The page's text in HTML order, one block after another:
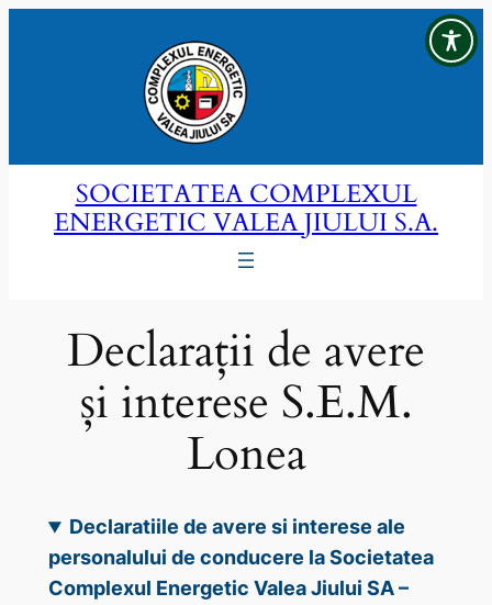
SOCIETATEA COMPLEXUL
ENERGETIC VALEA JIULUI S.A.
Declarații de avere
și interese S.E.M.
Lonea
Declaratiile de avere si interese ale
personalului de conducere la Societatea
Complexul Energetic Valea Jiului SA –